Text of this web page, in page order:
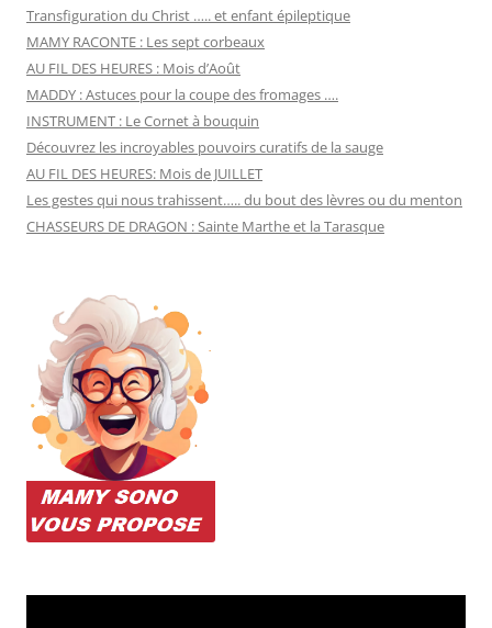
Transfiguration du Christ ….. et enfant épileptique
MAMY RACONTE : Les sept corbeaux
AU FIL DES HEURES : Mois d’Août
MADDY : Astuces pour la coupe des fromages ….
INSTRUMENT : Le Cornet à bouquin
Découvrez les incroyables pouvoirs curatifs de la sauge
AU FIL DES HEURES: Mois de JUILLET
Les gestes qui nous trahissent….. du bout des lèvres ou du menton
CHASSEURS DE DRAGON : Sainte Marthe et la Tarasque